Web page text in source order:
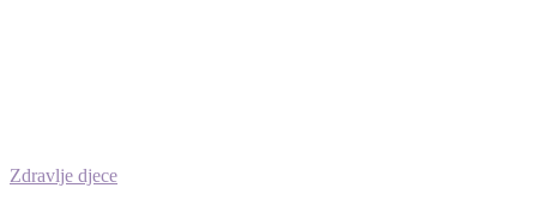
Zdravlje djece